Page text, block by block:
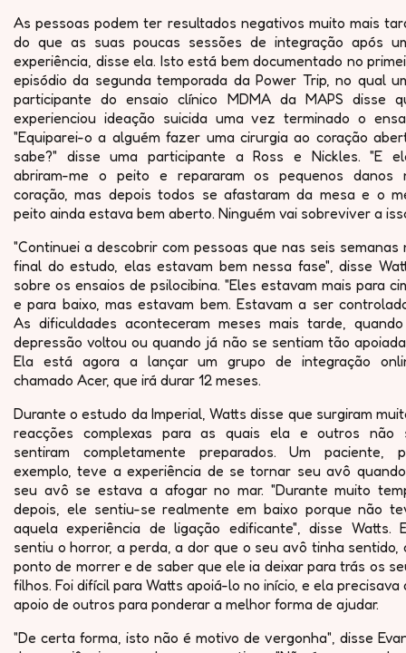
As pessoas podem ter resultados negativos muito mais
do que as suas poucas sessões de integração após
experiência, disse ela. Isto está bem documentado no
episódio da segunda temporada da Power Trip, no qual
participante do ensaio clínico MDMA da MAPS disse
experienciou ideação suicida uma vez terminado o
"Equiparei-o a alguém fazer uma cirurgia ao coração
sabe?" disse uma participante a Ross e Nickles. "E
abriram-me o peito e repararam os pequenos danos
coração, mas depois todos se afastaram da mesa e o
peito ainda estava bem aberto. Ninguém vai sobreviver a
"Continuei a descobrir com pessoas que nas seis semanas
final do estudo, elas estavam bem nessa fase", disse
sobre os ensaios de psilocibina. "Eles estavam mais para
e para baixo, mas estavam bem. Estavam a ser
As dificuldades aconteceram meses mais tarde,
depressão voltou ou quando já não se sentiam tão
Ela está agora a lançar um grupo de integração
chamado Acer, que irá durar 12 meses.
Durante o estudo da Imperial, Watts disse que surgiram
reacções complexas para as quais ela e outros não
sentiram completamente preparados. Um paciente,
exemplo, teve a experiência de se tornar seu avô
seu avô se estava a afogar no mar. "Durante muito
depois, ele sentiu-se realmente em baixo porque não
aquela experiência de ligação edificante", disse Watts.
sentiu o horror, a perda, a dor que o seu avô tinha sentido,
ponto de morrer e de saber que ele ia deixar para trás os
filhos. Foi difícil para Watts apoiá-lo no início, e ela precisava
apoio de outros para ponderar a melhor forma de ajudar.
"De certa forma, isto não é motivo de vergonha", disse